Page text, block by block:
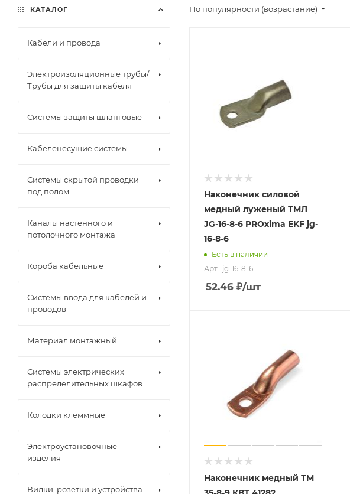
По популярности (возрастание)
Наконечник силовой
медный луженый ТМЛ
JG-16-8-6 PROxima EKF jg-
16-8-6
Есть в наличии
Арт.: jg-16-8-6
52.46 ₽/шт
Наконечник медный ТМ
КАТАЛОГ
Кабели и провода
Электроизоляционные трубы/
Трубы для защиты кабеля
Системы защиты шланговые
Кабеленесущие системы
Системы скрытой проводки
под полом
Каналы настенного и
потолочного монтажа
Короба кабельные
Системы ввода для кабелей и
проводов
Материал монтажный
Системы электрических
распределительных шкафов
Колодки клеммные
Электроустановочные
изделия
Вилки, розетки и устройства